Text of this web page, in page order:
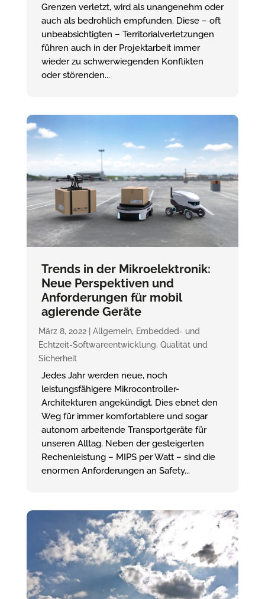
Grenzen verletzt, wird als unangenehm oder
auch als bedrohlich empfunden. Diese – oft
unbeabsichtigten – Territorialverletzungen
führen auch in der Projektarbeit immer
wieder zu schwerwiegenden Konflikten
oder störenden...
Trends in der Mikroelektronik:
Neue Perspektiven und
Anforderungen für mobil
agierende Geräte
März 8, 2022| Allgemein, Embedded- und
Echtzeit-Softwareentwicklung, Qualität und
Sicherheit
Jedes Jahr werden neue, noch
leistungsfähigere Mikrocontroller-
Architekturen angekündigt. Dies ebnet den
Weg für immer komfortablere und sogar
autonom arbeitende Transportgeräte für
unseren Alltag. Neben der gesteigerten
Rechenleistung – MIPS per Watt – sind die
enormen Anforderungen an Safety...